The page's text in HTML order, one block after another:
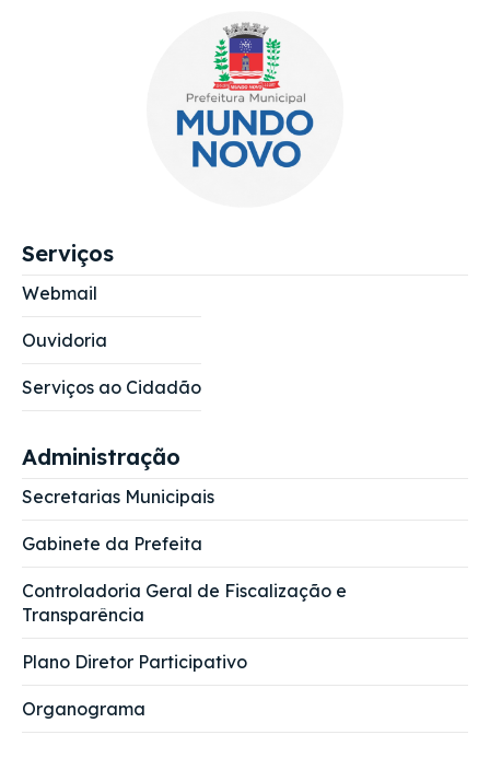
Serviços
Webmail
Ouvidoria
Serviços ao Cidadão
Administração
Secretarias Municipais
Gabinete da Prefeita
Controladoria Geral de Fiscalização e
Transparência
Plano Diretor Participativo
Organograma